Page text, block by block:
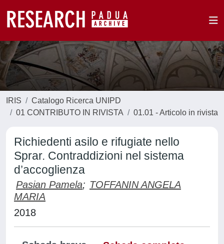
IRIS
Catalogo Ricerca UNIPD
01 CONTRIBUTO IN RIVISTA
01.01 - Articolo in rivista
Richiedenti asilo e rifugiate nello
Sprar. Contraddizioni nel sistema
d’accoglienza
Pasian Pamela; TOFFANIN ANGELA
MARIA
2018